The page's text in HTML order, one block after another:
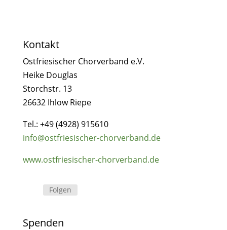
Kontakt
Ostfriesischer Chorverband e.V.
Heike Douglas
Storchstr. 13
26632 Ihlow Riepe
Tel.: +49 (4928) 915610
info@ostfriesischer-chorverband.de
www.ostfriesischer-chorverband.de
Folgen
Spenden